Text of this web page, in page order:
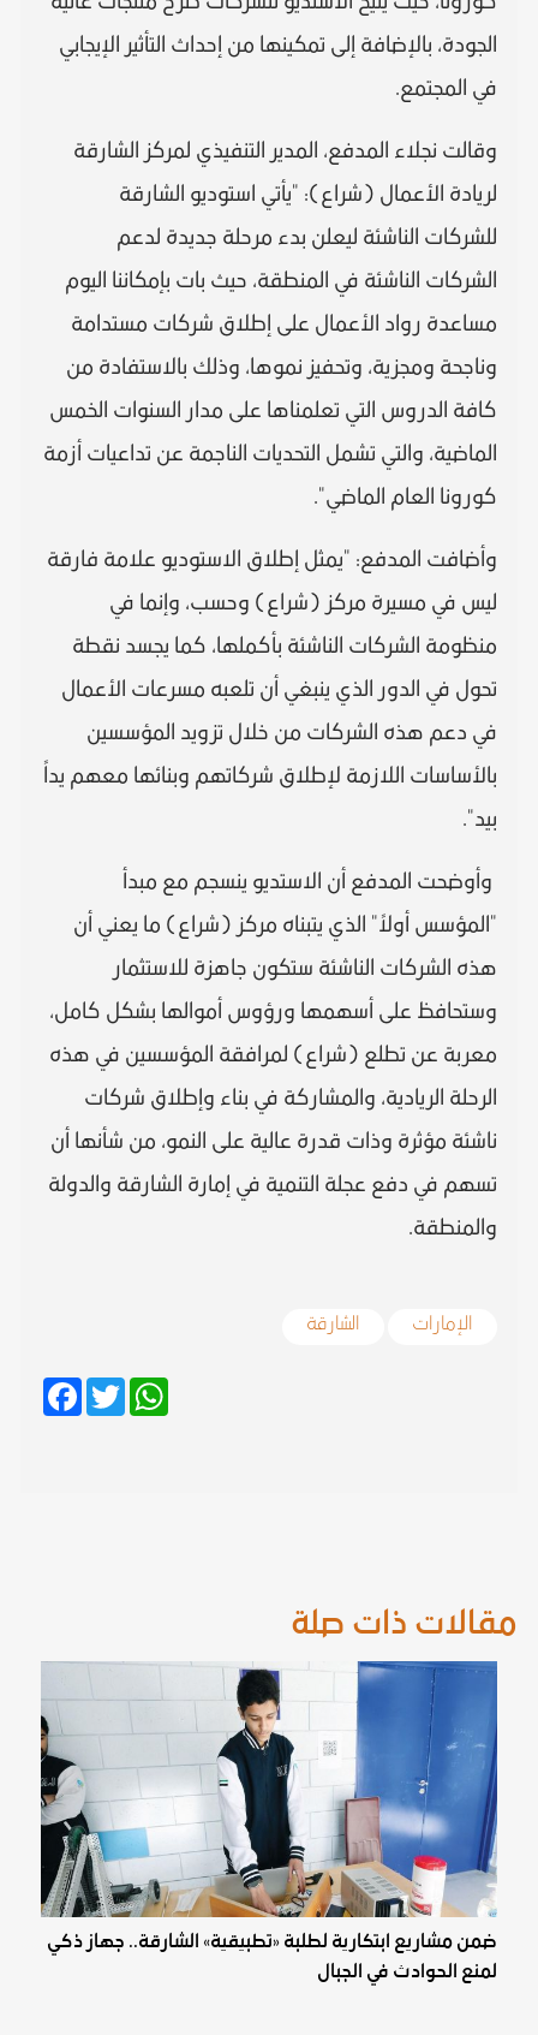
مقالات ذات صلة
ضمن مشاريع ابتكارية لطلبة «تطبيقية» الشارقة.. جهاز ذكي
لمنع الحوادث في الجبال
الجودة، بالإضافة إلى تمكينها من إحداث التأثير الإيجابي
في المجتمع.
وقالت نجلاء المدفع، المدير التنفيذي لمركز الشارقة
لريادة الأعمال (شراع): "يأتي استوديو الشارقة
للشركات الناشئة ليعلن بدء مرحلة جديدة لدعم
الشركات الناشئة في المنطقة، حيث بات بإمكاننا اليوم
مساعدة رواد الأعمال على إطلاق شركات مستدامة
وناجحة ومجزية، وتحفيز نموها، وذلك بالاستفادة من
كافة الدروس التي تعلمناها على مدار السنوات الخمس
الماضية، والتي تشمل التحديات الناجمة عن تداعيات أزمة
كورونا العام الماضي".
وأضافت المدفع: "يمثل إطلاق الاستوديو علامة فارقة
ليس في مسيرة مركز (شراع) وحسب، وإنما في
منظومة الشركات الناشئة بأكملها، كما يجسد نقطة
تحول في الدور الذي ينبغي أن تلعبه مسرعات الأعمال
في دعم هذه الشركات من خلال تزويد المؤسسين
بالأساسات اللازمة لإطلاق شركاتهم وبنائها معهم يداً
بيد".
وأوضحت المدفع أن الاستديو ينسجم مع مبدأ
"المؤسس أولاً" الذي يتبناه مركز (شراع) ما يعني أن
هذه الشركات الناشئة ستكون جاهزة للاستثمار
وستحافظ على أسهمها ورؤوس أموالها بشكل كامل،
معربة عن تطلع (شراع) لمرافقة المؤسسين في هذه
الرحلة الريادية، والمشاركة في بناء وإطلاق شركات
ناشئة مؤثرة وذات قدرة عالية على النمو، من شأنها أن
تسهم في دفع عجلة التنمية في إمارة الشارقة والدولة
والمنطقة.
الإمارات الشارقة
Facebook
Twitter